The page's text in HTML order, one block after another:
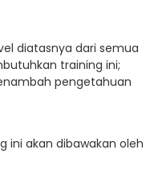
diatasnya dari semua
training ini;
pengetahuan
ini akan dibawakan oleh